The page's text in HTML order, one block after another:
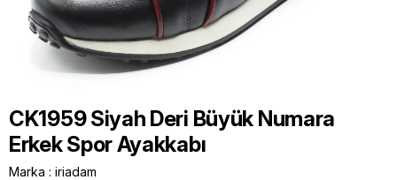
CK1959 Siyah Deri Büyük Numara
Erkek Spor Ayakkabı
Marka : iriadam